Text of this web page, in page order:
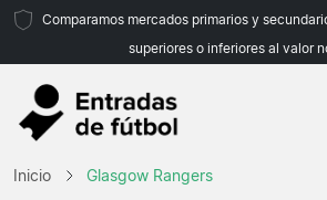
Comparamos mercados primarios y
superiores o inferiores al valor
Inicio Glasgow Rangers